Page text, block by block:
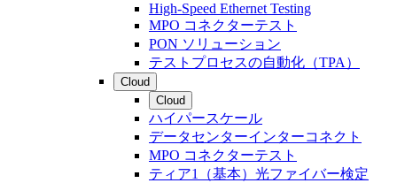
High-Speed Ethernet Testing
MPO コネクターテスト
PON ソリューション
テストプロセスの自動化（TPA）
Cloud
Cloud
ハイパースケール
データセンターインターコネクト
MPO コネクターテスト
ティア1（基本）光ファイバー検定